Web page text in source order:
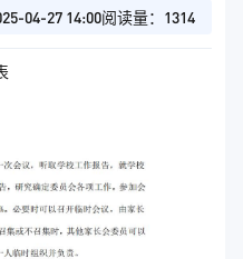
04-27 14:00阅读量：1314